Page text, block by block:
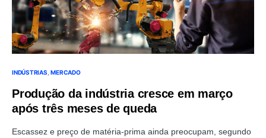
INDÚSTRIAS MERCADO
Produção da indústria cresce em março
após três meses de queda
Escassez e preço de matéria-prima ainda preocupam, segundo